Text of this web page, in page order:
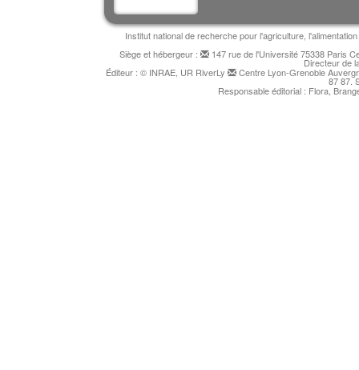
Institut national de recherche pour l'agriculture,
Siège et hébergeur :
147 rue de l'Université 75338 Paris
Directeur de
Éditeur : © INRAE, UR RiverLy Centre Lyon-Grenoble
87 87.
Responsable éditorial : Flora,